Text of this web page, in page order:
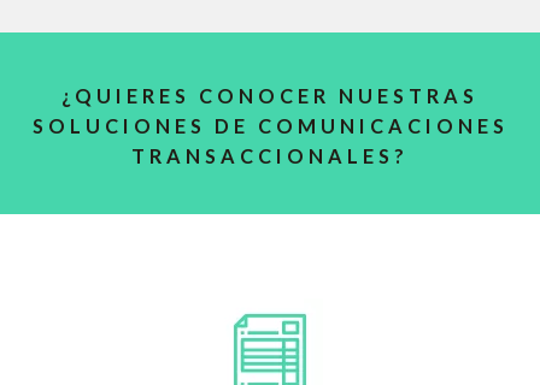
¿QUIERES CONOCER NUESTRAS
SOLUCIONES DE COMUNICACIONES
TRANSACCIONALES?